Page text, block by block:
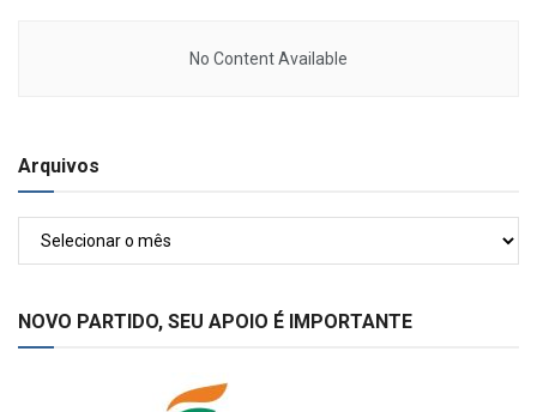
No Content Available
Arquivos
NOVO PARTIDO, SEU APOIO É IMPORTANTE